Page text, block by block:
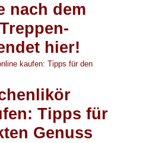
nach dem
hier!
Tipps für
Genuss